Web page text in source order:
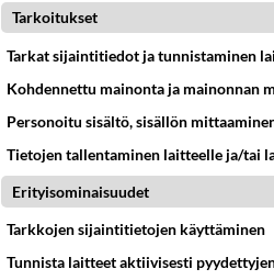
Tarkoitukset
Tarkat sijaintitiedot ja tunnistaminen
Kohdennettu mainonta ja mainonnan
Personoitu sisältö, sisällön
Tietojen tallentaminen laitteelle ja/tai
Erityisominaisuudet
Tarkkojen sijaintitietojen käyttäminen
Tunnista laitteet aktiivisesti